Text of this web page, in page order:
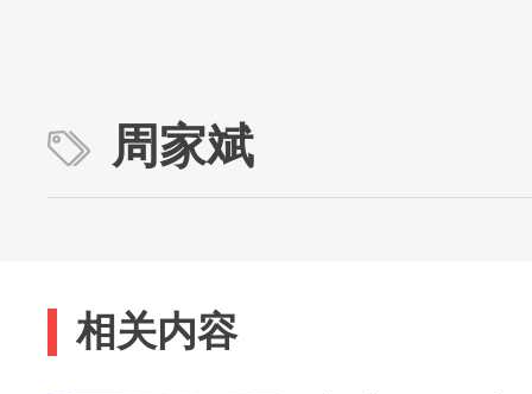
周家斌
相关内容